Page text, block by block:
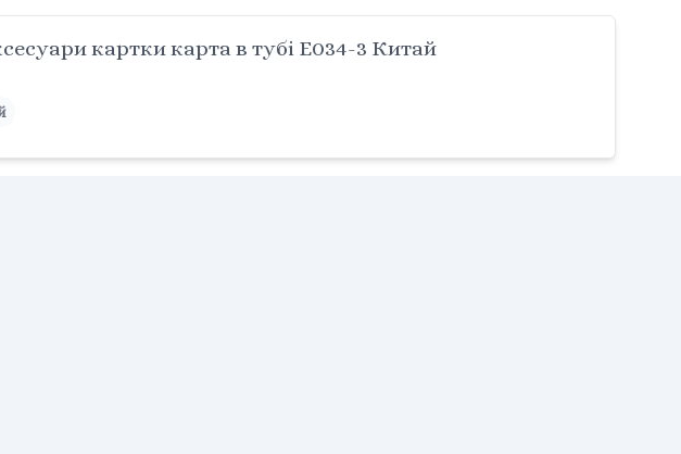
картки карта в тубі E034-3 Китай